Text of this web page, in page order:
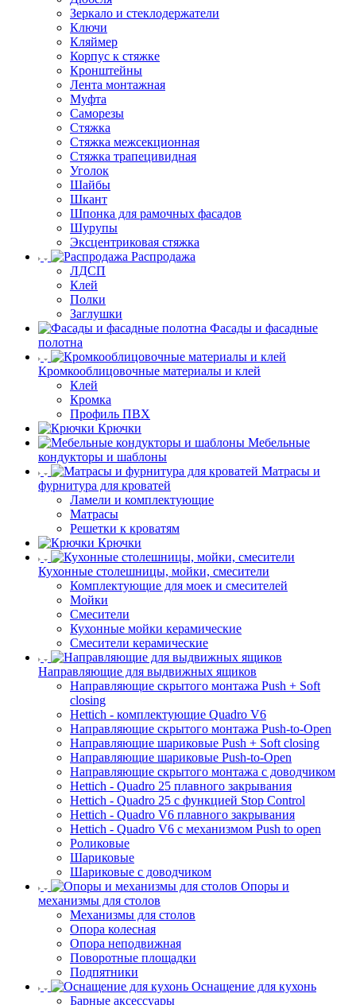
Зеркало и стеклодержатели
Ключи
Кляймер
Корпус к стяжке
Кронштейны
Лента монтажная
Муфта
Саморезы
Стяжка
Стяжка межсекционная
Стяжка трапецивидная
Уголок
Шайбы
Шкант
Шпонка для рамочных фасадов
Шурупы
Эксцентриковая стяжка
Распродажа
ЛДСП
Клей
Полки
Заглушки
Фасады и фасадные
полотна
Кромкооблицовочные материалы и клей
Клей
Кромка
Профиль ПВХ
Крючки
Мебельные
кондукторы и шаблоны
Матрасы и
фурнитура для кроватей
Ламели и комплектующие
Матрасы
Решетки к кроватям
Крючки
Кухонные столешницы, мойки, смесители
Комплектующие для моек и смесителей
Мойки
Смесители
Кухонные мойки керамические
Смесители керамические
Направляющие для выдвижных ящиков
Направляющие скрытого монтажа Push + Soft
closing
Hettich - комплектующие Quadro V6
Направляющие скрытого монтажа Push-to-Open
Направляющие шариковые Push + Soft closing
Направляющие шариковые Push-to-Open
Направляющие скрытого монтажа с доводчиком
Hettich - Quadro 25 плавного закрывания
Hettich - Quadro 25 с функцией Stop Control
Hettich - Quadro V6 плавного закрывания
Hettich - Quadro V6 с механизмом Push to open
Роликовые
Шариковые
Шариковые с доводчиком
Опоры и
механизмы для столов
Механизмы для столов
Опора колесная
Опора неподвижная
Поворотные площадки
Подпятники
Оснащение для кухонь
Барные аксессуары